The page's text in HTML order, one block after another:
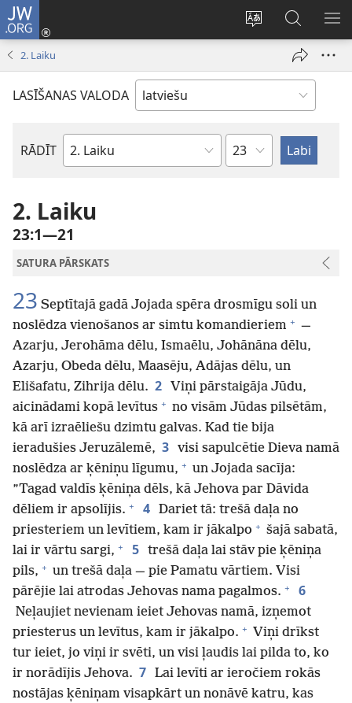
JW.ORG
Mainīt
valodu
Pieteikties
(opens
Meklēt
vietnē
JW.ORG
2. Laiku
LASĪŠANAS VALODA
RĀDĪT
Pēc
grāmatām
Pēc
nodaļām
2. Laiku
23:1—21
SATURA PĀRSKATS
23 Septītajā gadā Jojada spēra drosmīgu soli un
noslēdza vienošanos ar simtu komandieriem + —
Azarju, Jerohāma dēlu, Ismaēlu, Johānāna dēlu,
Azarju, Obeda dēlu, Maasēju, Adājas dēlu, un
Elišafatu, Zihrija dēlu. 2
Viņi pārstaigāja Jūdu,
aicinādami kopā levītus + no visām Jūdas pilsētām,
kā arī izraēliešu dzimtu galvas. Kad tie bija
ieradušies Jeruzālemē, 3 visi sapulcētie Dieva namā
noslēdza ar ķēniņu līgumu, + un Jojada sacīja:
”Tagad valdīs ķēniņa dēls, kā Jehova par Dāvida
dēliem ir apsolījis. + 4 Dariet tā: trešā daļa no
priesteriem un levītiem, kam ir jākalpo + šajā sabatā,
lai ir vārtu sargi, + 5 trešā daļa lai stāv pie ķēniņa
pils, + un trešā daļa — pie Pamatu vārtiem. Visi
pārējie lai atrodas Jehovas nama pagalmos. + 6
Neļaujiet nevienam ieiet Jehovas namā, izņemot
priesterus un levītus, kam ir jākalpo. + Viņi drīkst
tur ieiet, jo viņi ir svēti, un visi ļaudis lai pilda to, ko
ir norādījis Jehova. 7 Lai levīti ar ieročiem rokās
nostājas ķēniņam visapkārt un nonāvē katru, kas